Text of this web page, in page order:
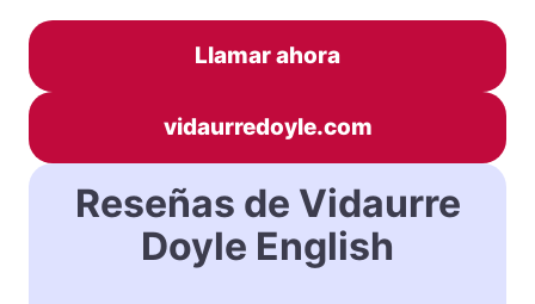
Llamar ahora
vidaurredoyle.com
Reseñas de Vidaurre
Doyle English